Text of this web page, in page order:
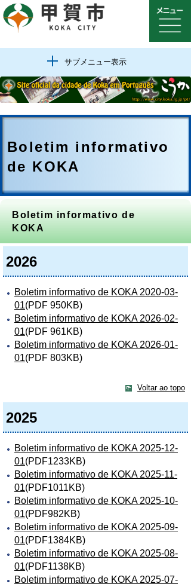
サブメニュー表示
Boletim informativo
de KOKA
Boletim informativo de
KOKA
2026
Boletim informativo de KOKA 2020-03-
01(PDF 950KB)
Boletim informativo de KOKA 2026-02-
01(PDF 961KB)
Boletim informativo de KOKA 2026-01-
01(PDF 803KB)
Voltar ao topo
2025
Boletim informativo de KOKA 2025-12-
01(PDF1233KB)
Boletim informativo de KOKA 2025-11-
01(PDF1011KB)
Boletim informativo de KOKA 2025-10-
01(PDF982KB)
Boletim informativo de KOKA 2025-09-
01(PDF1384KB)
Boletim informativo de KOKA 2025-08-
01(PDF1138KB)
Boletim informativo de KOKA 2025-07-